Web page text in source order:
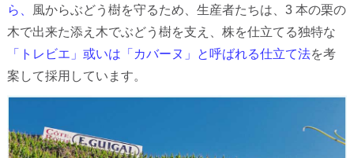
ら、
風からぶどう樹を守るため、生産者たちは、3 本の栗の
木で出来た添え木でぶどう樹を支え、株を仕立てる独特な
「トレビエ」或いは「カバーヌ」と呼ばれる仕立て法を考
案して採用しています。